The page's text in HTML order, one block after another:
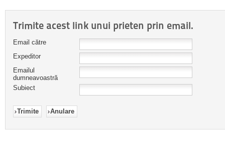
Trimite acest link unui prieten prin email.
Email către
Expeditor
Emailul
dumneavoastră
Subiect
Trimite Anulare